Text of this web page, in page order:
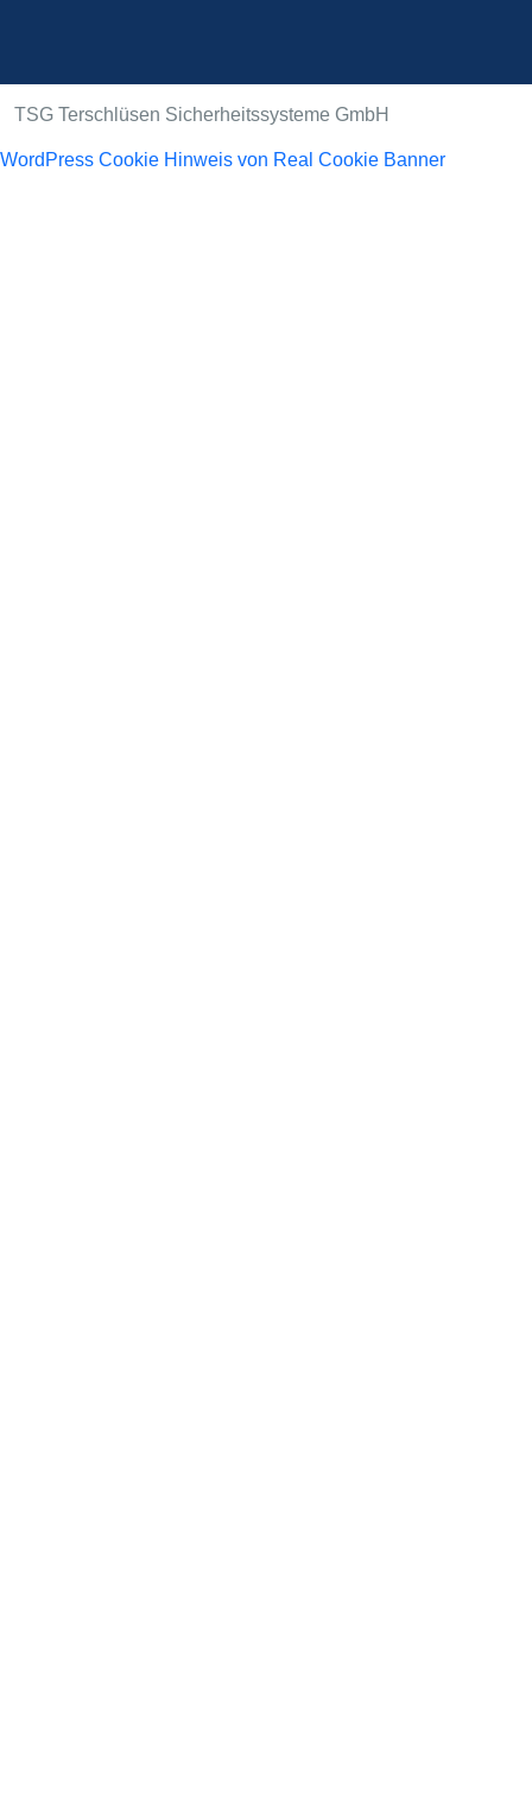
TSG Terschlüsen Sicherheitssysteme GmbH
WordPress Cookie Hinweis von Real Cookie Banner